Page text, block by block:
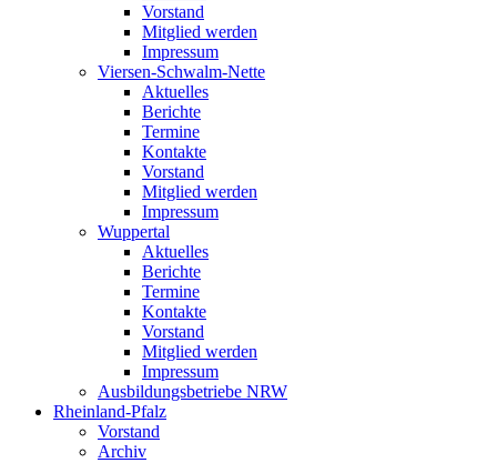
Vorstand
Mitglied werden
Impressum
Viersen-Schwalm-Nette
Aktuelles
Berichte
Termine
Kontakte
Vorstand
Mitglied werden
Impressum
Wuppertal
Aktuelles
Berichte
Termine
Kontakte
Vorstand
Mitglied werden
Impressum
Ausbildungsbetriebe NRW
Rheinland-Pfalz
Vorstand
Archiv